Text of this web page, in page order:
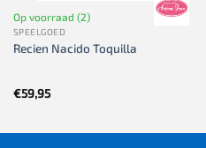
Op voorraad (2)
SPEELGOED
Recien Nacido Toquilla
€59,95